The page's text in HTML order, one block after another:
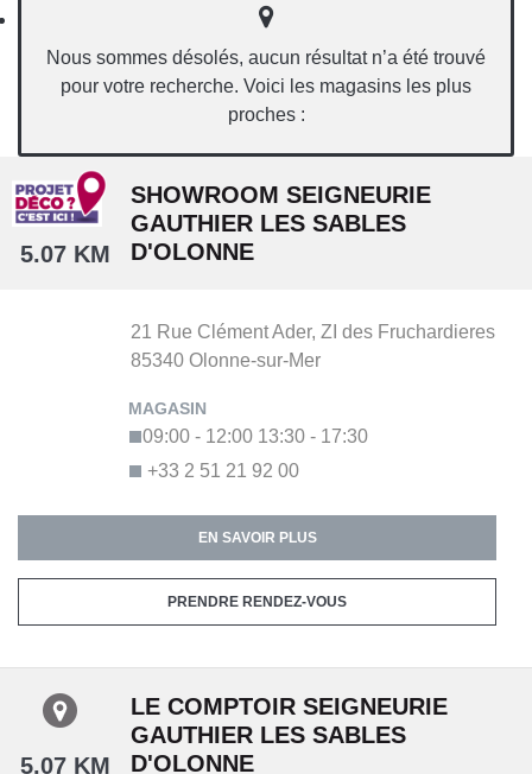
Nous sommes désolés, aucun résultat n’a été trouvé
pour votre recherche. Voici les magasins les plus
proches :
5.07 KM
SHOWROOM SEIGNEURIE
GAUTHIER LES SABLES
D'OLONNE
21 Rue Clément Ader, ZI des Fruchardieres
85340 Olonne-sur-Mer
+33 2 51 21 92 00
09:00 - 12:00 13:30 - 17:30
EN SAVOIR PLUS
PRENDRE RENDEZ-VOUS
5.07 KM
LE COMPTOIR SEIGNEURIE
GAUTHIER LES SABLES
D'OLONNE